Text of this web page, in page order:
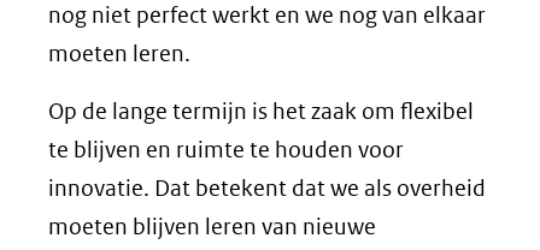
nog niet perfect werkt en we nog van elkaar
moeten leren.
Op de lange termijn is het zaak om flexibel
te blijven en ruimte te houden voor
innovatie. Dat betekent dat we als overheid
moeten blijven leren van nieuwe